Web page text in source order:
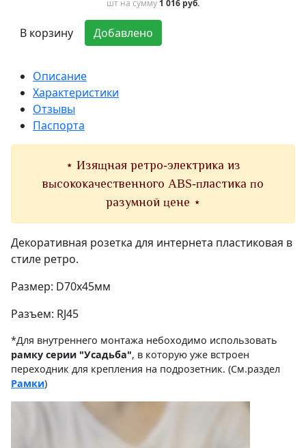
шт на сумму 1 016 руб.
В корзину Добавлено
Описание
Характеристики
Отзывы
Паспорта
⋆ Изящная ретро-электрика из
высококачественного ABS-пластика по
разумной цене ⋆
Декоративная розетка для интернета пластиковая в
стиле ретро.
Размер: D70х45мм
Разъем: RJ45
*Для внутреннего монтажа небоходимо использовать
рамку серии "Усадьба", в которую уже встроен
переходник для крепления на подрозетник. (См.раздел
Рамки)